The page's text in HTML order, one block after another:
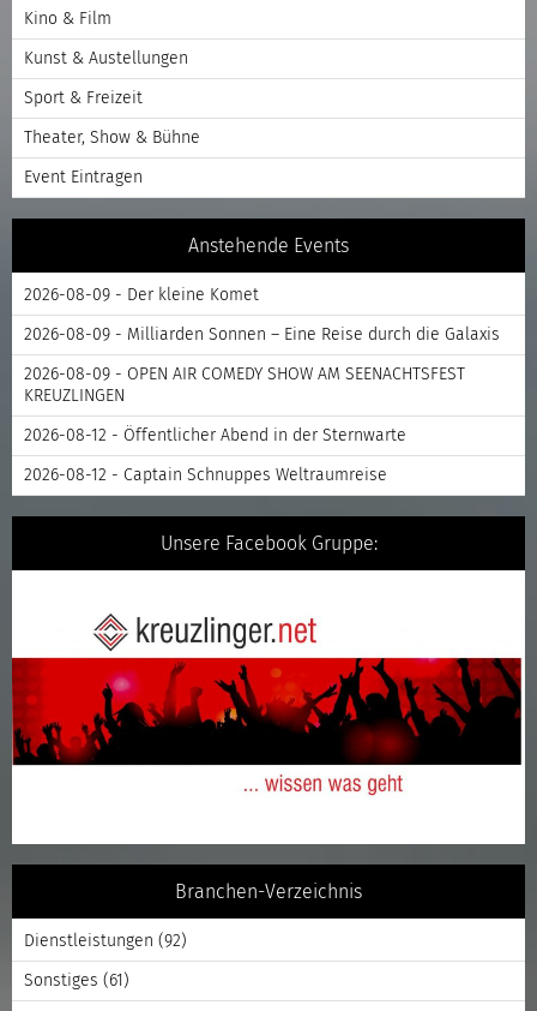
Kino & Film
Kunst & Austellungen
Sport & Freizeit
Theater, Show & Bühne
Event Eintragen
Anstehende Events
2026-08-09 - Der kleine Komet
2026-08-09 - Milliarden Sonnen – Eine Reise durch die Galaxis
2026-08-09 - OPEN AIR COMEDY SHOW AM SEENACHTSFEST
KREUZLINGEN
2026-08-12 - Öffentlicher Abend in der Sternwarte
2026-08-12 - Captain Schnuppes Weltraumreise
Unsere Facebook Gruppe:
Branchen-Verzeichnis
Dienstleistungen (92)
Sonstiges (61)